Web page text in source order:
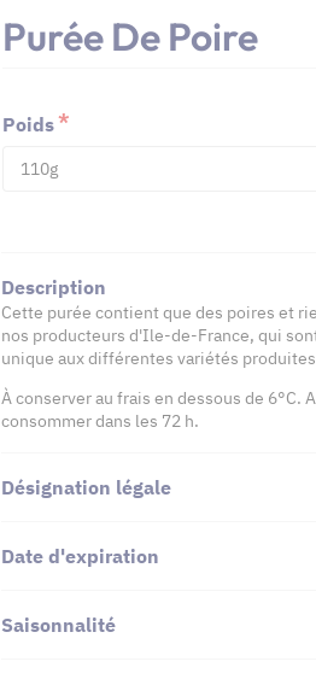
Purée De Poire
Poids
110g
Description
Cette purée contient que des poires et
nos producteurs d'Ile-de-France, qui
unique aux différentes variétés
À conserver au frais en dessous de 6°C.
consommer dans les 72 h.
Désignation légale
Date d'expiration
Saisonnalité